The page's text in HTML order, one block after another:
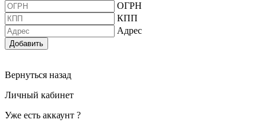
ОГРН
КПП
Адрес
Добавить
Вернуться назад
Личный кабинет
Уже есть аккаунт ?